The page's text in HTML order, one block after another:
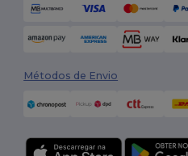
Métodos de Envio